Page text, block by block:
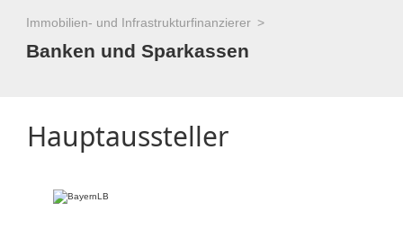
Immobilien- und Infrastrukturfinanzierer
Banken und Sparkassen
Hauptaussteller